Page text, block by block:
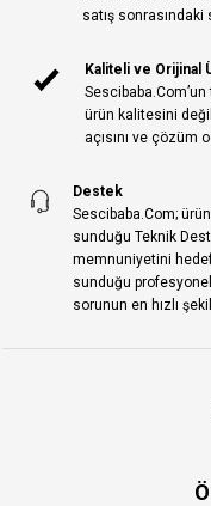
satış
Kaliteli ve Orijinal
ürün kalitesini
açısını ve çözüm
Destek
Sescibaba.Com; ürün
sunduğu Teknik
memnuniyetini
sunduğu
sorunun en hızlı